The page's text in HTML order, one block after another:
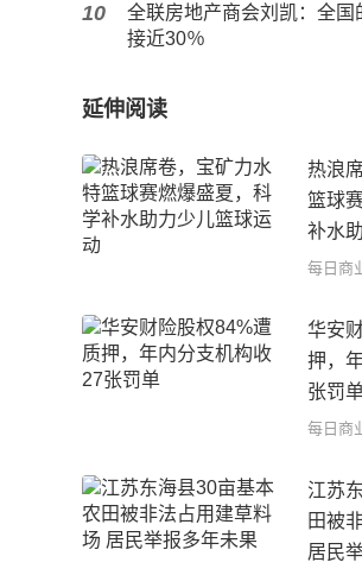
10
全联房地产商会刘凯：全国
接近30％
延伸阅读
热浪
篮球
补水
每日商
华安
押，
张罚
每日商
江苏
田被
居民